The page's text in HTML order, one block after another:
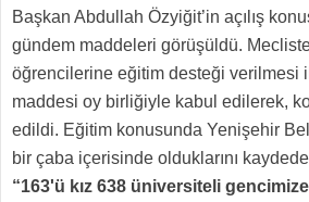
Başkan Abdullah Özyiğit’in açılış
gündem maddeleri görüşüldü.
öğrencilerine eğitim desteği verilmesi
maddesi oy birliğiyle kabul edilerek,
edildi. Eğitim konusunda Yenişehir
bir çaba içerisinde olduklarını
“163'ü kız 638 üniversiteli